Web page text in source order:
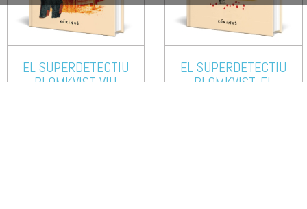
EL SUPERDETECTIU
BLOMKVIST VIU
EL SUPERDETECTIU
BLOMKVIST. EL